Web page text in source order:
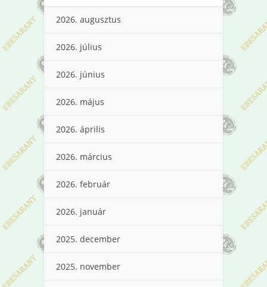
2026. augusztus
2026. július
2026. június
2026. május
2026. április
2026. március
2026. február
2026. január
2025. december
2025. november